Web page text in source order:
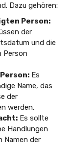
Dazu gehören:
Person:
der
und die
Person
Es
Name, das
der
werden.
Es sollte
Handlungen
Namen der